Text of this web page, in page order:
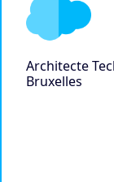
Architecte
Bruxelles